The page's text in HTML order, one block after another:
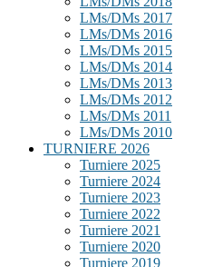
LMs/DMs 2017
LMs/DMs 2016
LMs/DMs 2015
LMs/DMs 2014
LMs/DMs 2013
LMs/DMs 2012
LMs/DMs 2011
LMs/DMs 2010
TURNIERE 2026
Turniere 2025
Turniere 2024
Turniere 2023
Turniere 2022
Turniere 2021
Turniere 2020
Turniere 2019